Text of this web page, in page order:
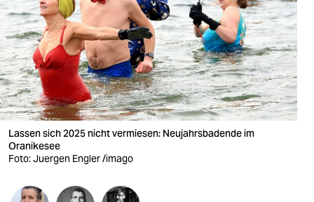
wahrheit
verlag
verlag
veranstaltungen
shop
fragen & hilfe
unterstützen
Lassen sich 2025 nicht vermiesen: Neujahrsbadende im
Oranikesee
Foto: Juergen Engler /imago